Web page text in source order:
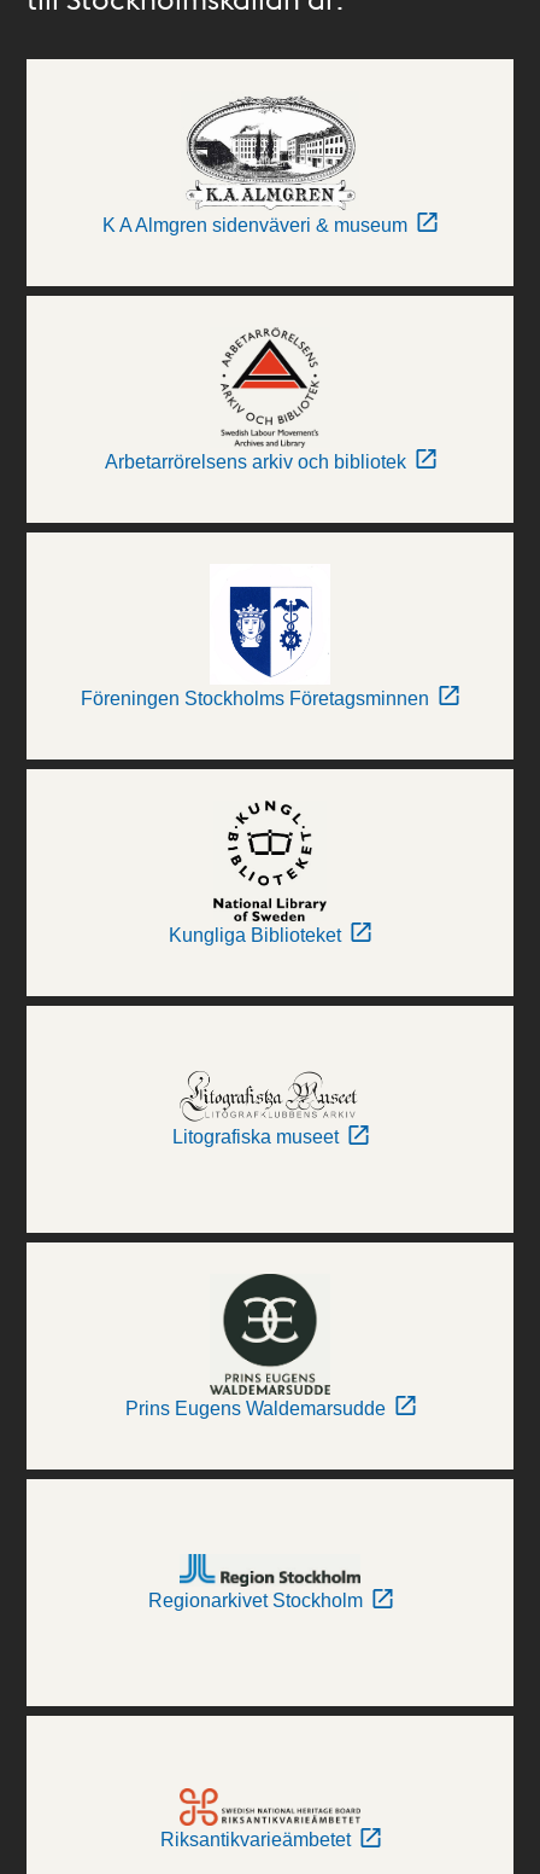
K A Almgren sidenväveri & museum
Arbetarrörelsens arkiv och bibliotek
Föreningen Stockholms Företagsminnen
Kungliga Biblioteket
Litografiska museet
Prins Eugens Waldemarsudde
Regionarkivet Stockholm
Riksantikvarieämbetet